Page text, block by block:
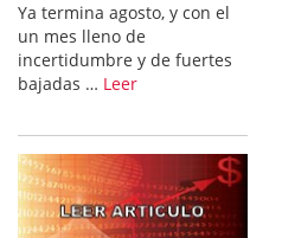
Ya termina agosto, y con el
un mes lleno de
incertidumbre y de fuertes
bajadas … Leer